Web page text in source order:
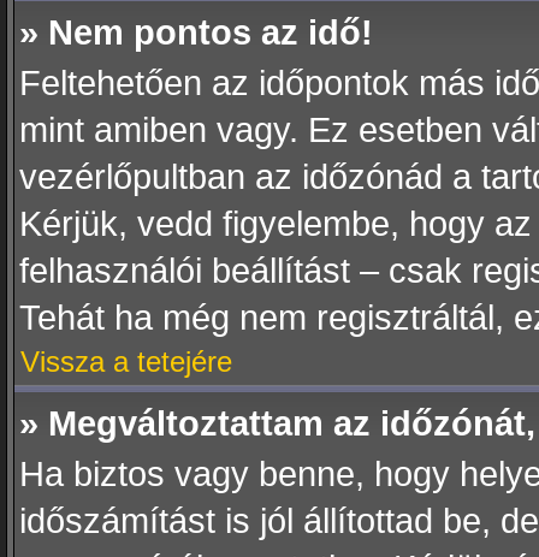
» Nem pontos az idő!
Feltehetően az időpontok más
mint amiben vagy. Ez esetben
vezérlőpultban az időzónád a
Kérjük, vedd figyelembe, hogy
felhasználói beállítást – csak
Tehát ha még nem regisztráltál,
Vissza a tetejére
» Megváltoztattam az
Ha biztos vagy benne, hogy
időszámítást is jól állítottad be,